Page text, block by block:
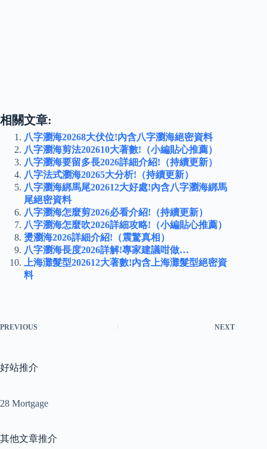
相關文章:
八字瀏海20268大伏位!內含八字瀏海絕密資料
八字瀏海剪法202610大著數!（小編貼心推薦）
八字瀏海要留多長2026詳細介紹!（持續更新）
八字法式瀏海20265大分析!（持續更新）
八字瀏海綁馬尾202612大好處!內含八字瀏海綁馬
尾絕密資料
八字瀏海怎麼剪2026必看介紹!（持續更新）
八字瀏海怎麼吹2026詳細攻略!（小編貼心推薦）
燙瀏海2026詳細介紹!（震驚真相）
八字瀏海長度2026詳解!專家建議咁做…
上海灘髮型202612大著數!內含上海灘髮型絕密資
料
PREVIOUS NEXT
好站推介
28 Mortgage
其他文章推介